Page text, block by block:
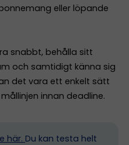
eller löpande
snabbt, behålla sitt
och samtidigt känna sig
det vara ett enkelt sätt
innan deadline.
här. Du kan testa helt